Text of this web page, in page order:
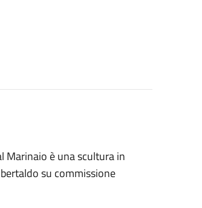
Marinaio è una scultura in
su commissione